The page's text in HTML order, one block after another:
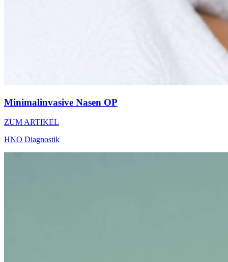
Minimalinvasive Nasen OP
ZUM ARTIKEL
HNO Diagnostik